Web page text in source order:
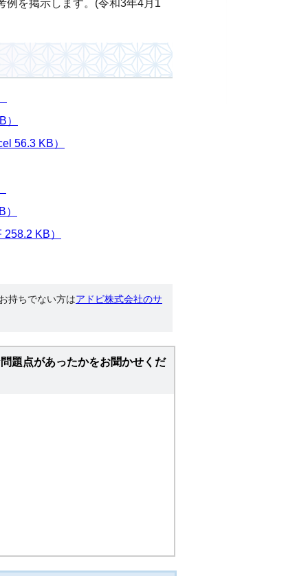
例を掲示します。(令和3年4月1
56.3 KB）
KB）
持ちでない方はアドビ株式会社のサ
題点があったかをお聞かせくだ